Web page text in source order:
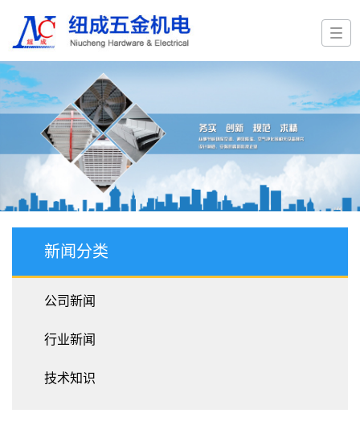
新闻分类
公司新闻
行业新闻
技术知识